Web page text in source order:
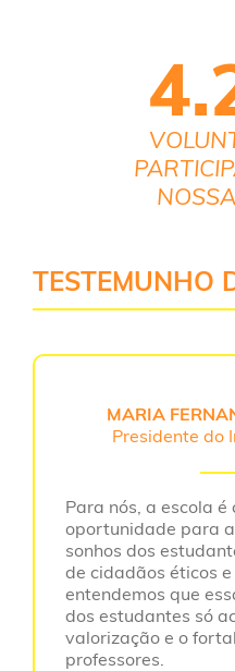
TESTEMUNHO
MARIA
Presidente do
Para nós, a escola é
oportunidade para
sonhos dos
de cidadãos éticos
entendemos que
dos estudantes só
valorização e o
professores.